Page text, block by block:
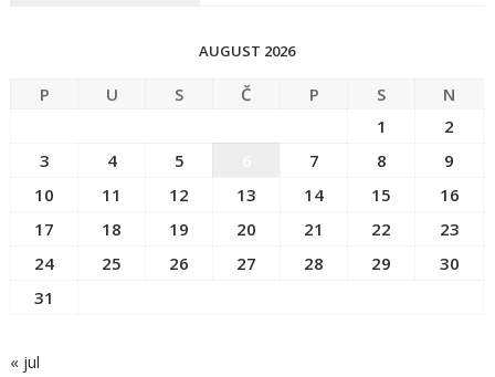
AUGUST 2026
P U S Č P S
N
1
2
3
4 5 7 8
9
10
11 12 13 14 15
16
17
18 19 20 21 22
23
24
25 26 27 28 29
30
31
« jul